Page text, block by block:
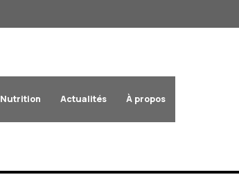
Nutrition Actualités À propos